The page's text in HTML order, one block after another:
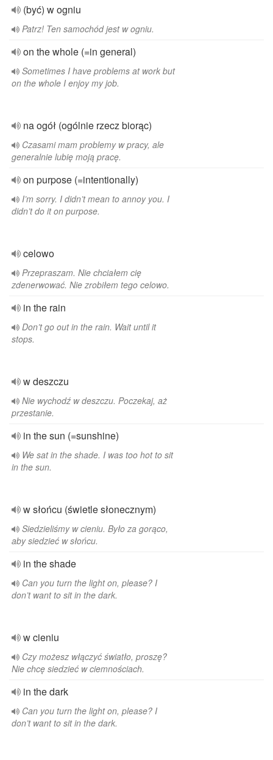
(być) w ogniu
Patrz! Ten samochód jest w ogniu.
on the whole (=in general)
Sometimes I have problems at work but
on the whole I enjoy my job.
na ogół (ogólnie rzecz biorąc)
Czasami mam problemy w pracy, ale
generalnie lubię moją pracę.
on purpose (=intentionally)
I’m sorry. I didn’t mean to annoy you. I
didn’t do it on purpose.
celowo
Przepraszam. Nie chciałem cię
zdenerwować. Nie zrobiłem tego celowo.
in the rain
Don’t go out in the rain. Wait until it
stops.
w deszczu
Nie wychodź w deszczu. Poczekaj, aż
przestanie.
in the sun (=sunshine)
We sat in the shade. I was too hot to sit
in the sun.
w słońcu (świetle słonecznym)
Siedzieliśmy w cieniu. Było za gorąco,
aby siedzieć w słońcu.
in the shade
Can you turn the light on, please? I
don’t want to sit in the dark.
w cieniu
Czy możesz włączyć światło, proszę?
Nie chcę siedzieć w ciemnościach.
in the dark
Can you turn the light on, please? I
don’t want to sit in the dark.